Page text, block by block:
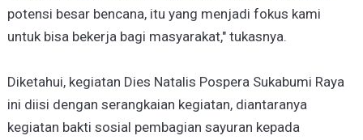
potensi besar bencana, itu yang menjadi fokus kami
untuk bisa bekerja bagi masyarakat," tukasnya.
Diketahui, kegiatan Dies Natalis Pospera Sukabumi Raya
ini diisi dengan serangkaian kegiatan, diantaranya
kegiatan bakti sosial pembagian sayuran kepada